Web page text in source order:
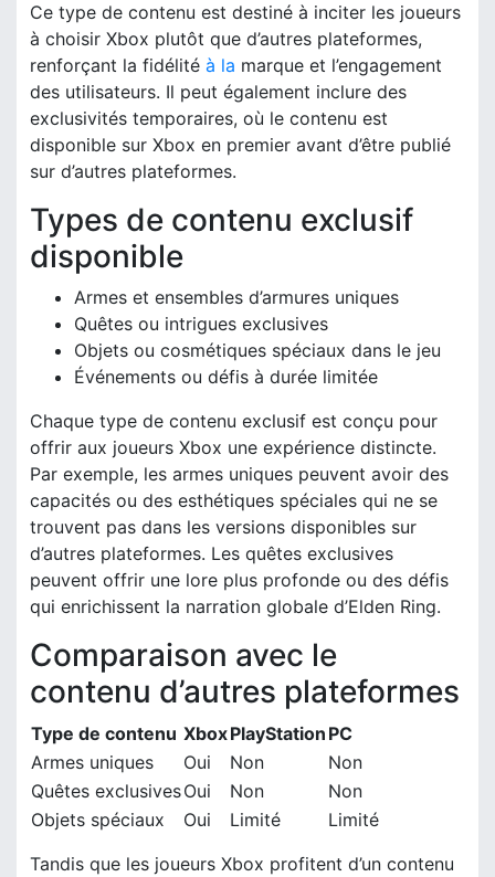
Ce type de contenu est destiné à inciter les joueurs
à choisir Xbox plutôt que d’autres plateformes,
renforçant la fidélité à la marque et l’engagement
des utilisateurs. Il peut également inclure des
exclusivités temporaires, où le contenu est
disponible sur Xbox en premier avant d’être publié
sur d’autres plateformes.
Types de contenu exclusif
disponible
Armes et ensembles d’armures uniques
Quêtes ou intrigues exclusives
Objets ou cosmétiques spéciaux dans le jeu
Événements ou défis à durée limitée
Chaque type de contenu exclusif est conçu pour
offrir aux joueurs Xbox une expérience distincte.
Par exemple, les armes uniques peuvent avoir des
capacités ou des esthétiques spéciales qui ne se
trouvent pas dans les versions disponibles sur
d’autres plateformes. Les quêtes exclusives
peuvent offrir une lore plus profonde ou des défis
qui enrichissent la narration globale d’Elden Ring.
Comparaison avec le
contenu d’autres plateformes
Type de contenu XboxPlayStation PC
Armes uniques
Oui Non
Non
Quêtes exclusivesOui Non
Non
Objets spéciaux
Oui Limité
Limité
Tandis que les joueurs Xbox profitent d’un contenu